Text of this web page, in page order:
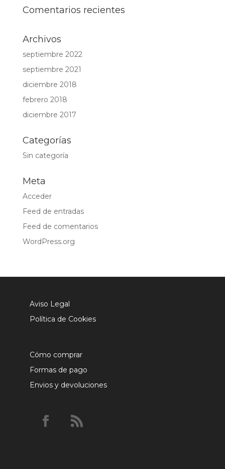
Comentarios recientes
Archivos
septiembre 2022
septiembre 2021
diciembre 2018
febrero 2018
diciembre 2017
Categorías
Sin categoría
Meta
Acceder
Feed de entradas
Feed de comentarios
WordPress.org
Aviso Legal
Política de Cookies
Cómo comprar
Formas de pago
Envios y devoluciones